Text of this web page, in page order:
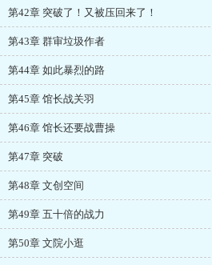
第42章 突破了！又被压回来了！
第43章 群审垃圾作者
第44章 如此暴烈的路
第45章 馆长战关羽
第46章 馆长还要战曹操
第47章 突破
第48章 文创空间
第49章 五十倍的战力
第50章 文院小逛